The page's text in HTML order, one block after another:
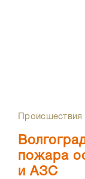
Происшествия
пожара
и АЗС